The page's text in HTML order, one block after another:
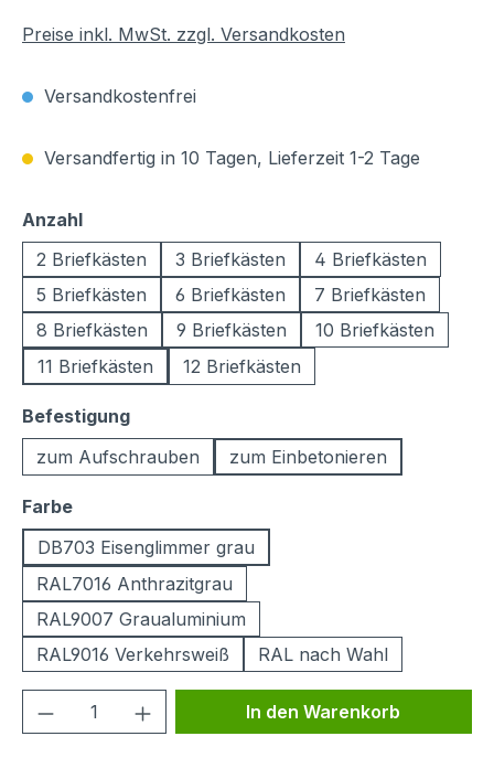
Preise inkl. MwSt. zzgl. Versandkosten
Versandkostenfrei
Versandfertig in 10 Tagen, Lieferzeit 1-2 Tage
Anzahlauswählen
2 Briefkästen
3 Briefkästen
4 Briefkästen
5 Briefkästen
6 Briefkästen
7 Briefkästen
8 Briefkästen
9 Briefkästen
10 Briefkästen
11 Briefkästen
12 Briefkästen
Befestigungauswählen
zum Aufschrauben
zum Einbetonieren
Farbeauswählen
DB703 Eisenglimmer grau
RAL7016 Anthrazitgrau
RAL9007 Graualuminium
RAL9016 Verkehrsweiß
RAL nach Wahl
Produkt Anzahl: Gib denIn den Warenkorb